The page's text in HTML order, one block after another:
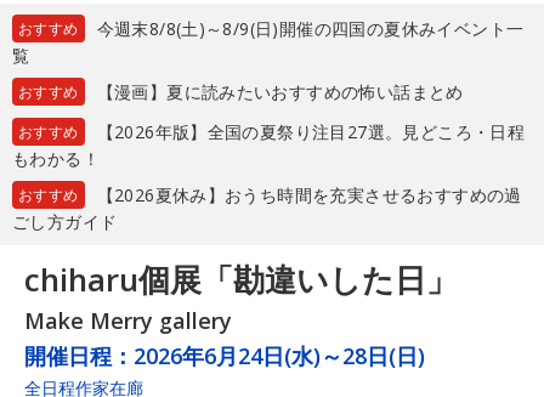
おすすめ
今週末8/8(土)～8/9(日)開催の四国の夏休みイベント一
覧
おすすめ 【漫画】夏に読みたいおすすめの怖い話まとめ
おすすめ
【2026年版】全国の夏祭り注目27選。見どころ・日程
もわかる！
おすすめ
【2026夏休み】おうち時間を充実させるおすすめの過
ごし方ガイド
chiharu個展「勘違いした日」
Make Merry gallery
開催日程： 2026年6月24日(水)～28日(日)
全日程作家在廊